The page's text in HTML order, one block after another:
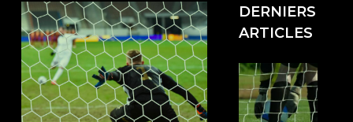
DERNIERS
ARTICLES